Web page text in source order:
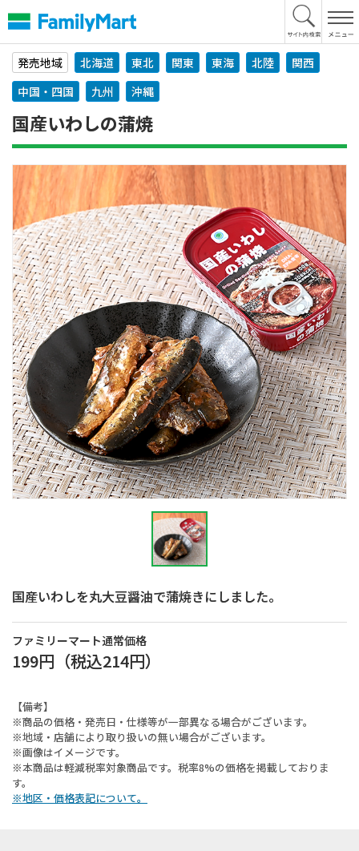
文
へ
発売地域
北海道 東北 関東 東海 北陸
関西
中国・四国
九州 沖縄
国産いわしの蒲焼
国産いわしを丸大豆醤油で蒲焼きにしました。
ファミリーマート通常価格
199円 （税込214円）
【備考】
※商品の価格・発売日・仕様等が一部異なる場合がございます。
※地域・店舗により取り扱いの無い場合がございます。
※画像はイメージです。
※本商品は軽減税率対象商品です。税率8%の価格を掲載しておりま
す。
※地区・価格表記について。